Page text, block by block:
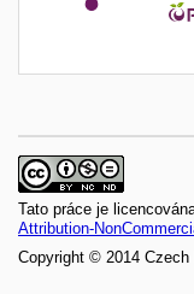
Tato práce je
Attribution-
Copyright © 2014